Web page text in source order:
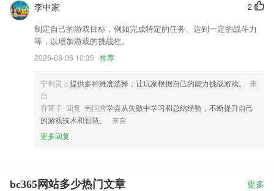
2
李中家
制定自己的游戏目标，例如完成特定的任务、达到一定的战斗力
等，以增加游戏的挑战性。
2026-08-06 10:35 推荐
宁剑灵 ：提供多种难度选择，让玩家根据自己的能力挑战游戏。
来
自
乔菁子 回复 劳国秀学会从失败中学习和总结经验，不断提升自己
的游戏技术和智慧。
来自
更多回复
bc365网站多少热门文章 更多